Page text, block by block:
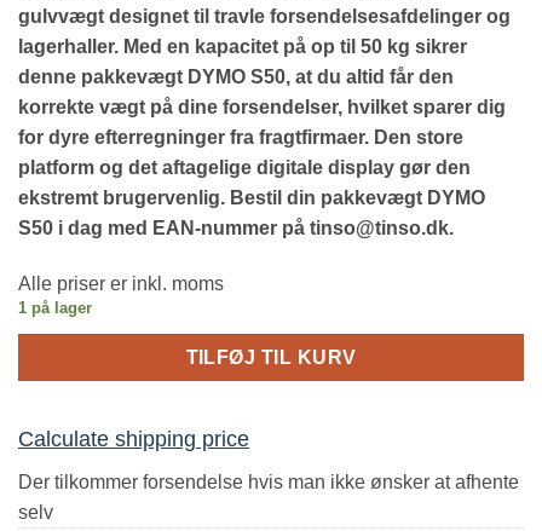
gulvvægt designet til travle forsendelsesafdelinger og
lagerhaller. Med en kapacitet på op til 50 kg sikrer
denne pakkevægt DYMO S50, at du altid får den
korrekte vægt på dine forsendelser, hvilket sparer dig
for dyre efterregninger fra fragtfirmaer. Den store
platform og det aftagelige digitale display gør den
ekstremt brugervenlig. Bestil din pakkevægt DYMO
S50 i dag med EAN-nummer på tinso@tinso.dk.
Alle priser er inkl. moms
1 på lager
TILFØJ TIL KURV
Calculate shipping price
Der tilkommer forsendelse hvis man ikke ønsker at afhente
selv